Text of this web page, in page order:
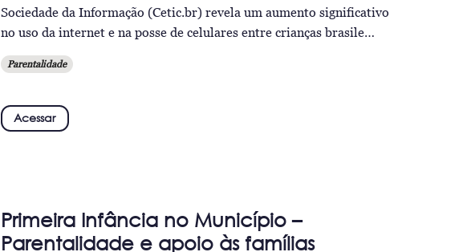
Sociedade da Informação (Cetic.br) revela um aumento significativo
no uso da internet e na posse de celulares entre crianças brasile…
Parentalidade
Acessar
Primeira Infância no Município –
Parentalidade e apoio às famílias